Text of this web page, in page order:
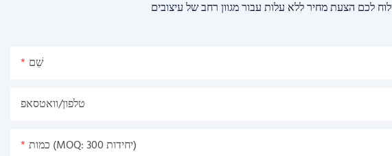
שֵׁם
טלפון/וואטסאפ
כמות (MOQ: 300 יחידות)